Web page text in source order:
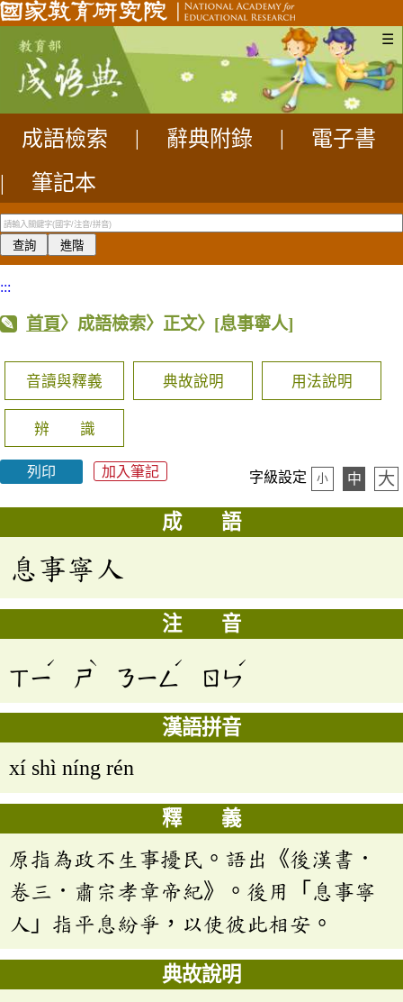
☰
成語檢索 辭典附錄
電子書
|
筆記本
:::
首頁〉成語檢索〉正文〉 [息事寧人]
音讀與釋義 典故說明 用法說明
辨 識
列印 加入筆記 字級設定 小 中 大
成 語
息事寧人
注 音
ㄒㄧ
ˊ
ㄕ
ˋ
ㄋㄧㄥ
ˊ
ㄖㄣ
ˊ
漢語拼音
xí shì níng rén
釋 義
原指為政不生事擾民。語出《後漢書．
卷三．肅宗孝章帝紀》。後用「息事寧
人」指平息紛爭，以使彼此相安。
典故說明